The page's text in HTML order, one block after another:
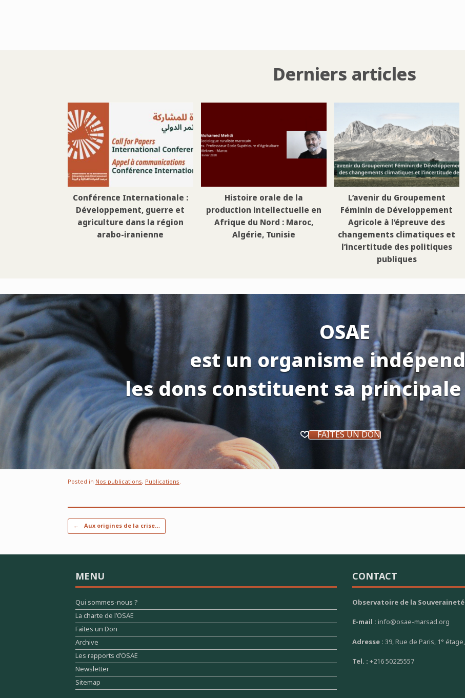
Derniers articles
Conférence Internationale :
Développement, guerre et
agriculture dans la région
arabo-iranienne
Histoire orale de la
production intellectuelle en
Afrique du Nord : Maroc,
Algérie, Tunisie
L’avenir du Groupement
Féminin de Développement
Agricole à l’épreuve des
changements climatiques et
l’incertitude des politiques
publiques
OSAE
est un organisme
les dons constituent sa
FAITES UN DON
Posted inNos publications,Publications.
Post navigation
← Aux origines de la crise…
MENU
Qui sommes-nous ?
La charte de l’OSAE
Faites un Don
Archive
Les rapports d’OSAE
Newsletter
Sitemap
CONTACT
Observatoire de la
E-mail :info@osae-marsad.org
Adresse :39, Rue de Paris, 1°
Tel. :+216 50225557